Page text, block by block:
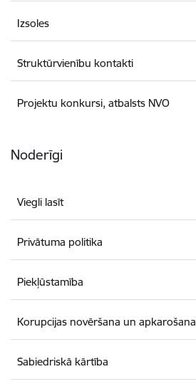
Izsoles
Struktūrvienību kontakti
Projektu konkursi, atbalsts NVO
Noderīgi
Viegli lasīt
Privātuma politika
Piekļūstamība
Korupcijas novēršana un apkarošana
Sabiedriskā kārtība